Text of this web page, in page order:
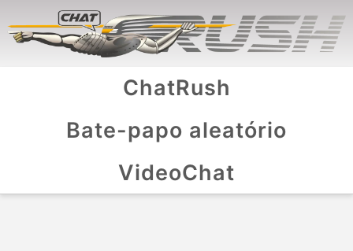
ChatRush
Bate-papo aleatório
VideoChat